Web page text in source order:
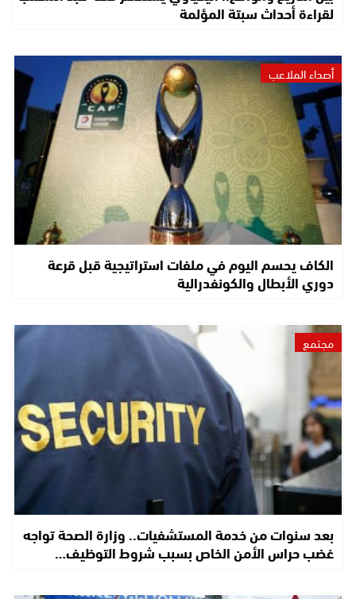
لقراءة أحداث سبتة المؤلمة
أصداء الملاعب
الكاف يحسم اليوم في ملفات استراتيجية قبل قرعة
دوري الأبطال والكونفدرالية
مجتمع
بعد سنوات من خدمة المستشفيات.. وزارة الصحة تواجه
غضب حراس الأمن الخاص بسبب شروط التوظيف…